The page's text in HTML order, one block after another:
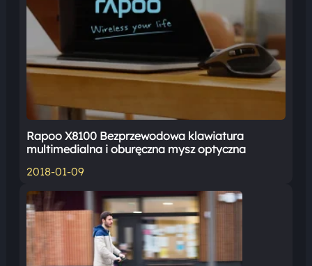
Rapoo X8100 Bezprzewodowa klawiatura
multimedialna i oburęczna mysz optyczna
2018-01-09